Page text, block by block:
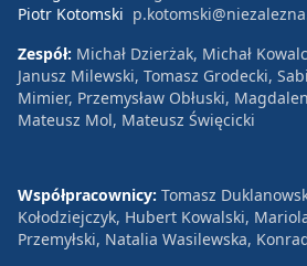
Piotr Kotomski
Zespół: Michał Dzierżak, Michał
Janusz Milewski, Tomasz Grodecki,
Mimier, Przemysław Obłuski,
Mateusz Mol, Mateusz Święcicki
Współpracownicy: Tomasz
Kołodziejczyk, Hubert Kowalski,
Przemyłski, Natalia Wasilewska,